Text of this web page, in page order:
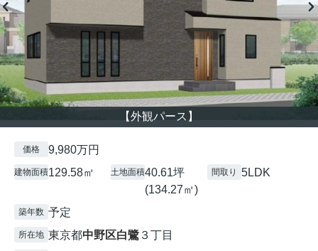
【外観パース】
価格 9,980万円
建物面積129.58㎡ 土地面積40.61坪
(134.27㎡)
間取り 5LDK
築年数 予定
所在地 東京都中野区白鷺 ３丁目